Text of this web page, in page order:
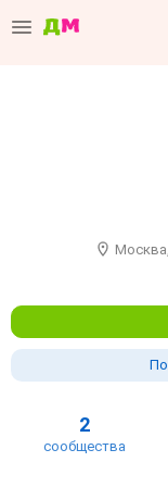
2
сообщества